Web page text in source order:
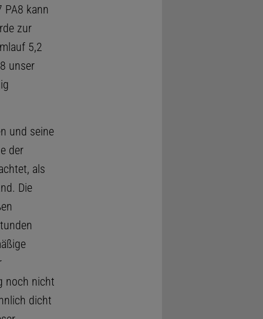
kann
zur
5,2
unser
und seine
der
als
Die
noch nicht
dicht